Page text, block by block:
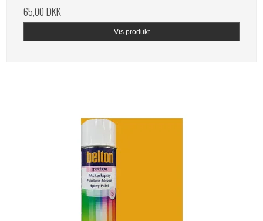
65,00 DKK
Vis produkt